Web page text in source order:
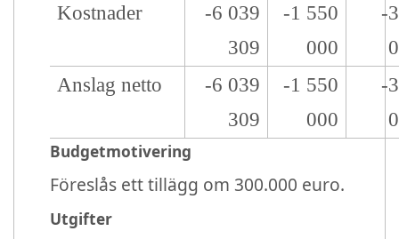
Kostnader
-6 039
309
-1 550
000
-
Anslag netto
-6 039
309
-1 550
000
-
Budgetmotivering
Föreslås ett tillägg om 300.000 euro.
Utgifter